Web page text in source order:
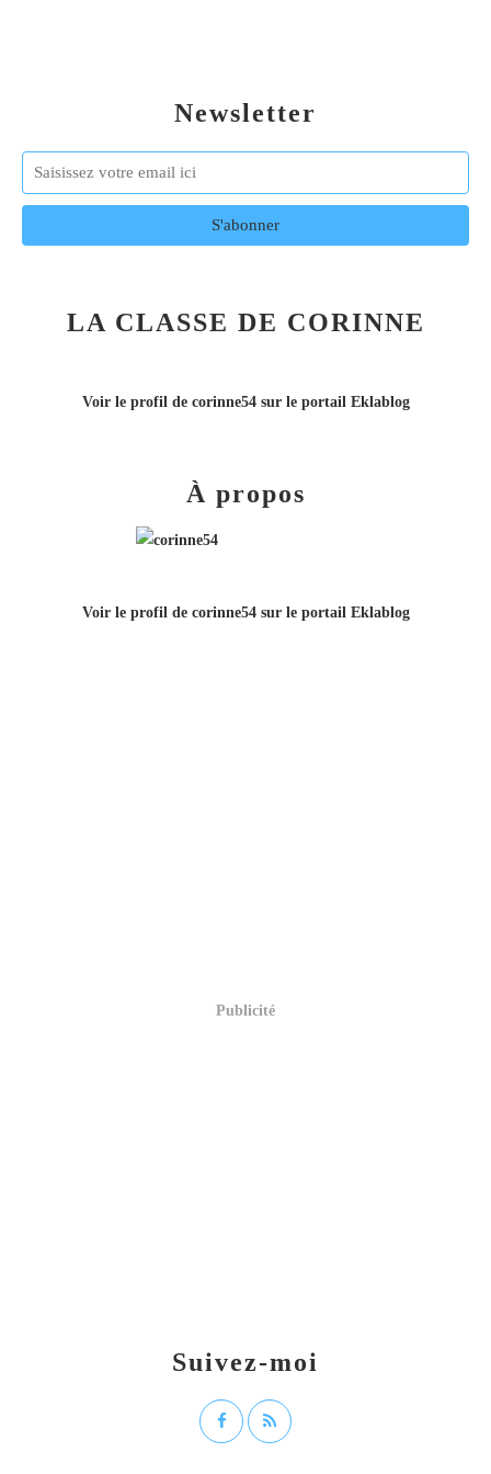
Newsletter
LA CLASSE DE CORINNE
Voir le profil de corinne54sur le portail Eklablog
Suivez-moi
À propos
Voir le profil de corinne54sur le portail Eklablog
Publicité